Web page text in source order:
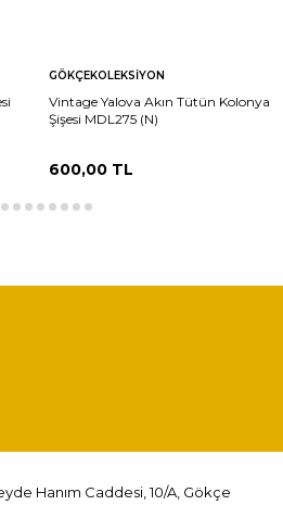
GÖKÇEKOLEKSIYON
Vintage Yalova Akın Tütün Kolonya
Şişesi MDL275 (N)
600,00TL
Hanım Caddesi, 10/A, Gökçe